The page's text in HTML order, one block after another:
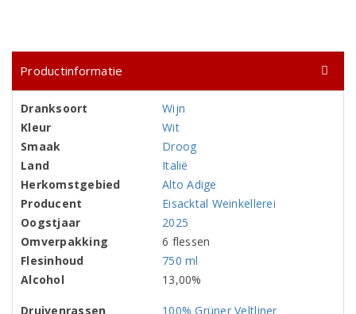
Productinformatie
Dranksoort
Wijn
Kleur
Wit
Smaak
Droog
Land
Italië
Herkomstgebied
Alto Adige
Producent
Eisacktal Weinkellerei
Oogstjaar
2025
Omverpakking
6 flessen
Flesinhoud
750 ml
Alcohol
13,00%
Druivenrassen
100% Grüner Veltliner